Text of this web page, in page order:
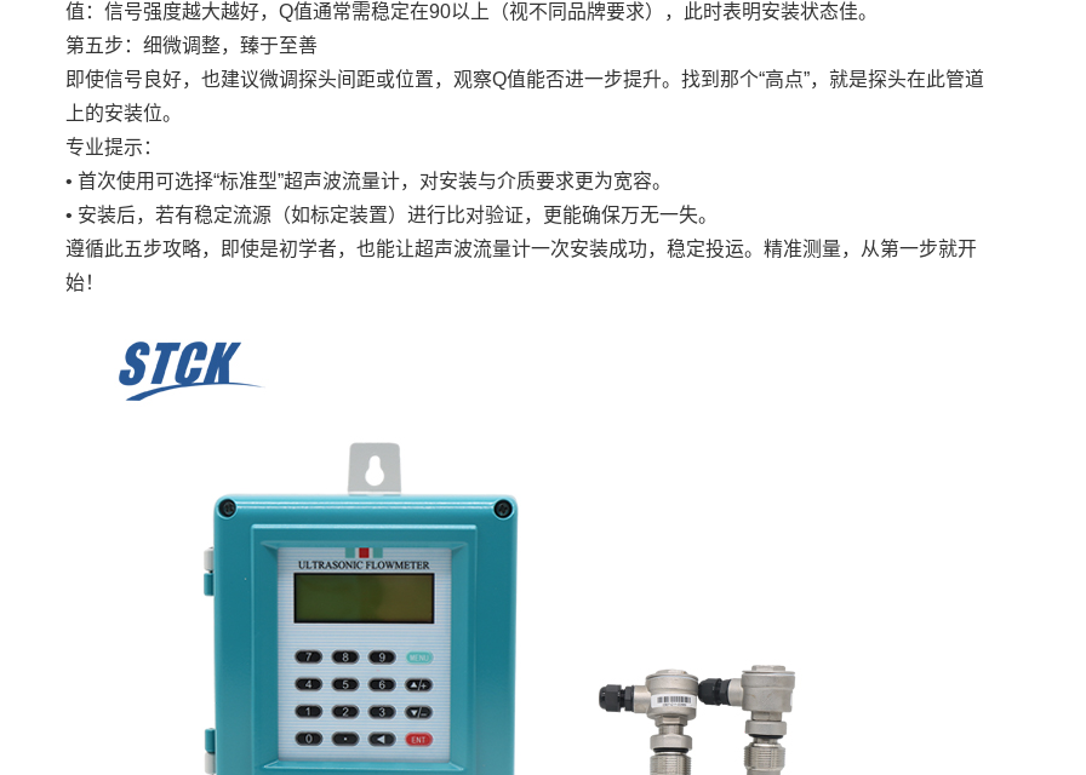
值：信号强度越大越好，Q值通常需稳定在90以上（视不同品牌要求），此时表明安装状态佳。
第五步：细微调整，臻于至善
即使信号良好，也建议微调探头间距或位置，观察Q值能否进一步提升。找到那个“高点”，就是探头在此管道
上的安装位。
专业提示：
• 首次使用可选择“标准型”超声波流量计，对安装与介质要求更为宽容。
• 安装后，若有稳定流源（如标定装置）进行比对验证，更能确保万无一失。
遵循此五步攻略，即使是初学者，也能让超声波流量计一次安装成功，稳定投运。精准测量，从第一步就开
始！